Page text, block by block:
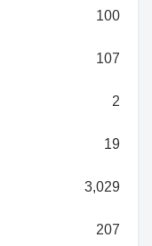
100
107
2
19
3,029
207